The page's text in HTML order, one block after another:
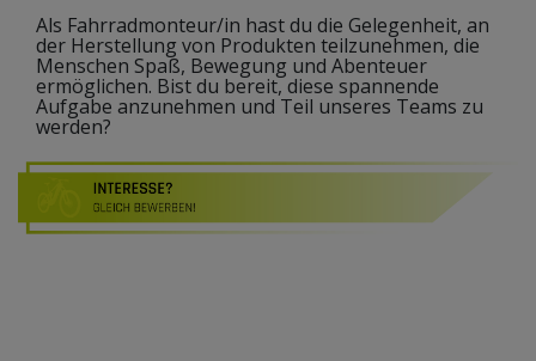
Als Fahrradmonteur/in hast du die Gelegenheit, an
der Herstellung von Produkten teilzunehmen, die
Menschen Spaß, Bewegung und Abenteuer
ermöglichen. Bist du bereit, diese spannende
Aufgabe anzunehmen und Teil unseres Teams zu
werden?